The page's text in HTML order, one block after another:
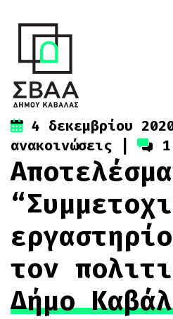
4 δεκεμβρίου
ανακοινώσεις
τον
Δήμο